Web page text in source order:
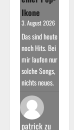
Ikone
3. August 2026
Das sind heute
noch Hits. Bei
mir laufen nur
solche Songs,
nichts neues.
patrickzu